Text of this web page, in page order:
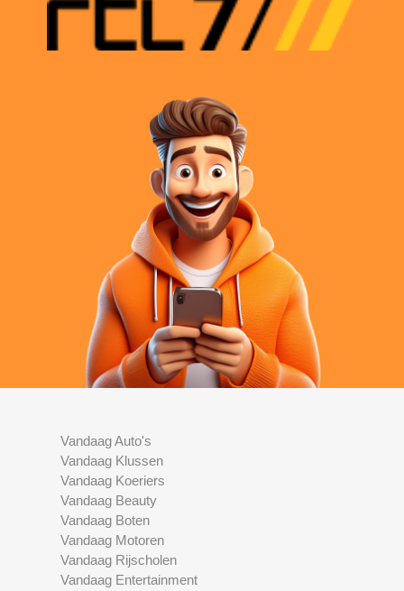
Vandaag Auto's
Vandaag Klussen
Vandaag Koeriers
Vandaag Beauty
Vandaag Boten
Vandaag Motoren
Vandaag Rijscholen
Vandaag Entertainment